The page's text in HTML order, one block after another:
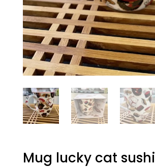
Mug lucky cat sushi